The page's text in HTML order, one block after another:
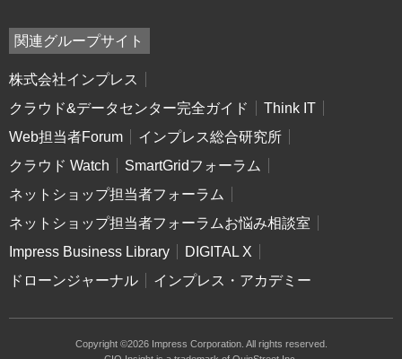
関連グループサイト
株式会社インプレス
クラウド&データセンター完全ガイド
Think IT
Web担当者Forum
インプレス総合研究所
クラウド Watch
SmartGridフォーラム
ネットショップ担当者フォーラム
ネットショップ担当者フォーラムお悩み相談室
Impress Business Library
DIGITAL X
ドローンジャーナル
インプレス・アカデミー
Copyright ©2026 Impress Corporation. All rights reserved.